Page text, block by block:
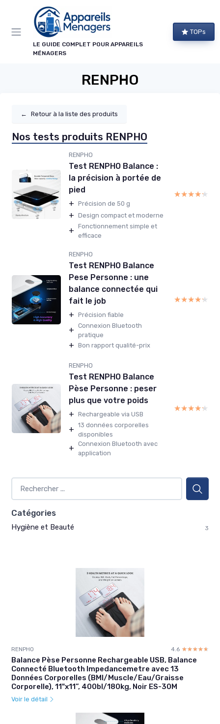
LE GUIDE COMPLET POUR APPAREILS
MÉNAGERS
TOPs
RENPHO
← Retour à la liste des produits
Nos tests produits RENPHO
RENPHO
Test RENPHO Balance :
la précision à portée de
pied
+ Précision de 50 g
+ Design compact et moderne
+ Fonctionnement simple et
efficace
★★★★★
★★★★★
RENPHO
Test RENPHO Balance
Pese Personne : une
balance connectée qui
fait le job
+ Précision fiable
+ Connexion Bluetooth
pratique
+ Bon rapport qualité-prix
★★★★★
★★★★★
RENPHO
Test RENPHO Balance
Pèse Personne : peser
plus que votre poids
+ Rechargeable via USB
+ 13 données corporelles
disponibles
+ Connexion Bluetooth avec
application
★★★★★
★★★★★
Catégories
Hygiène et Beauté 3
RENPHO 4.6 ☆☆☆☆☆
★★★★★
Balance Pèse Personne Rechargeable USB, Balance
Connecté Bluetooth Impedancemetre avec 13
Données Corporelles (BMI/Muscle/Eau/Graisse
Corporelle), 11"x11”, 400bl/180kg, Noir ES-30M
Voir le détail
Panneau de gestion des cookies